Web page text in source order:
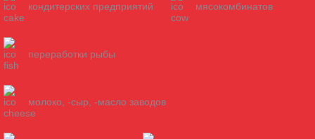
кондитерских предприятий мясокомбинатов
переработки рыбы
молоко, -сыр, -масло заводов